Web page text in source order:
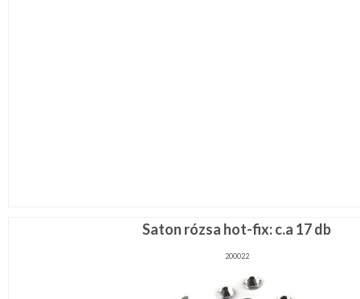
Saton rózsa hot-fix: c.a 17 db
200022